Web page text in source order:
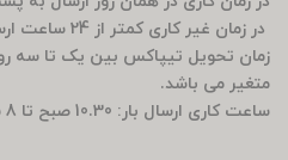
در زمان غیر کاری کمتر از 24 ساعت ارسال به پست و تیپاکس
زمان تحویل تیپاکس بین یک تا سه
متغیر می باشد.
ساعت کاری ارسال بار: 10.30 صبح تا 8 شب